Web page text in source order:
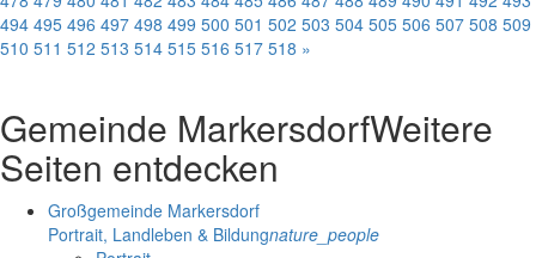
494 495 496 497 498 499 500 501 502 503 504 505 506 507 508 509
510 511 512 513 514 515 516 517 518 »
Gemeinde MarkersdorfWeitere
Seiten entdecken
Großgemeinde Markersdorf
Portrait, Landleben & Bildungnature_people